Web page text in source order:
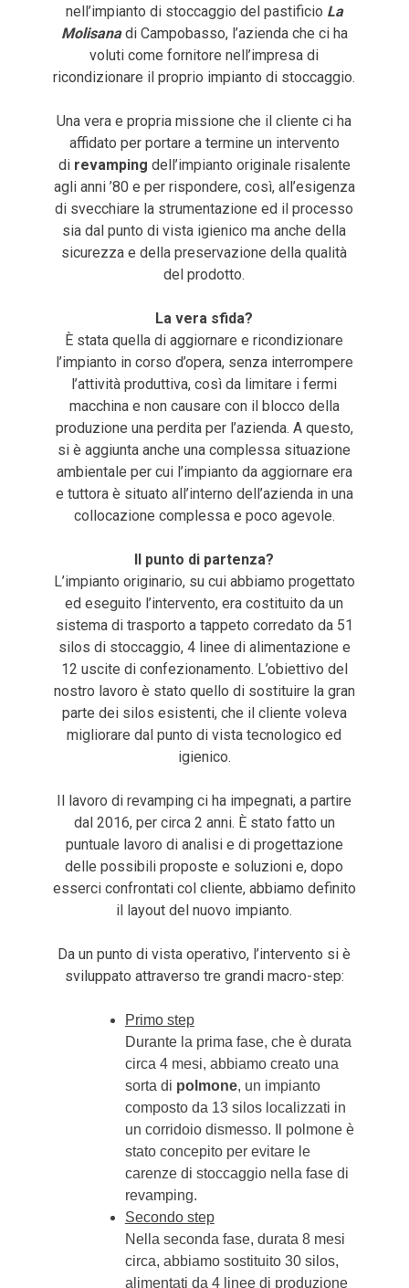
nell’impianto di stoccaggio del pastificio La
Molisanadi Campobasso, l’azienda che ci ha
voluti come fornitore nell’impresa di
ricondizionare il proprio impianto di stoccaggio.
Una vera e propria missione che il cliente ci ha
affidato per portare a termine un intervento
di revamping dell’impianto originale risalente
agli anni ’80 e per rispondere, così, all’esigenza
di svecchiare la strumentazione ed il processo
sia dal punto di vista igienico ma anche della
sicurezza e della preservazione della qualità
del prodotto.
La vera sfida?
È stata quella di aggiornare e ricondizionare
l’impianto in corso d’opera, senza interrompere
l’attività produttiva, così da limitare i fermi
macchina e non causare con il blocco della
produzione una perdita per l’azienda. A questo,
si è aggiunta anche una complessa situazione
ambientale per cui l’impianto da aggiornare era
e tuttora è situato all’interno dell’azienda in una
collocazione complessa e poco agevole.
Il punto di partenza?
L’impianto originario, su cui abbiamo progettato
ed eseguito l’intervento, era costituito da un
sistema di trasporto a tappeto corredato da 51
silos di stoccaggio, 4 linee di alimentazione e
12 uscite di confezionamento. L’obiettivo del
nostro lavoro è stato quello di sostituire la gran
parte dei silos esistenti, che il cliente voleva
migliorare dal punto di vista tecnologico ed
igienico.
Il lavoro di revamping ci ha impegnati, a partire
dal 2016, per circa 2 anni. È stato fatto un
puntuale lavoro di analisi e di progettazione
delle possibili proposte e soluzioni e, dopo
esserci confrontati col cliente, abbiamo definito
il layout del nuovo impianto.
Da un punto di vista operativo, l’intervento si è
sviluppato attraverso tre grandi macro-step:
Primo step
Durante la prima fase, che è durata
circa 4 mesi, abbiamo creato una
sorta di polmone, un impianto
composto da 13 silos localizzati in
un corridoio dismesso. Il polmone è
stato concepito per evitare le
carenze di stoccaggio nella fase di
revamping.
Secondo step
Nella seconda fase, durata 8 mesi
circa, abbiamo sostituito 30 silos,
alimentati da 4 linee di produzione